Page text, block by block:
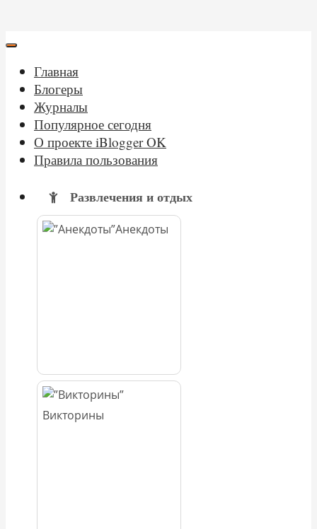
Главная
Блогеры
Журналы
Популярное сегодня
О проекте iBlogger OK
Правила пользования
Развлечения и отдых
Анекдоты
Викторины